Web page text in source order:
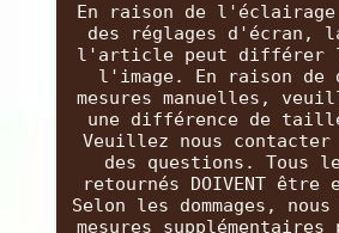
En raison de
des réglages d'écran,
l'article peut différer
l'image. En raison de
mesures manuelles,
une différence de
Veuillez nous contacter
des questions. Tous
retournés DOIVENT
Selon les dommages,
mesures supplémentaires